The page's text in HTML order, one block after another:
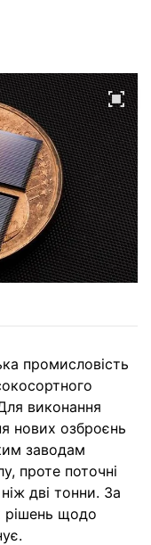
промисловість
виконання
нових озброєнь
заводам
проте поточні
дві тонни. За
рішень щодо